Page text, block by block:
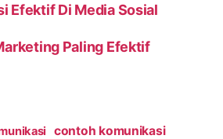
Efektif Di Media Sosial
Paling Efektif
contoh komunikasi